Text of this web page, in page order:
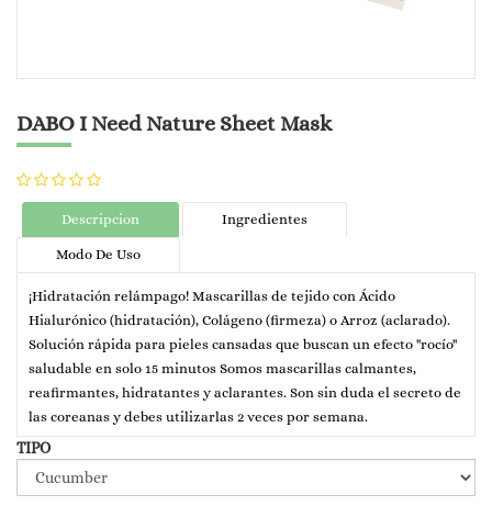
DABO I Need Nature Sheet Mask
Descripcion Ingredientes
Modo De Uso
¡Hidratación relámpago! Mascarillas de tejido con Ácido
Hialurónico (hidratación), Colágeno (firmeza) o Arroz (aclarado).
Solución rápida para pieles cansadas que buscan un efecto "rocío"
saludable en solo 15 minutos Somos mascarillas calmantes,
reafirmantes, hidratantes y aclarantes. Son sin duda el secreto de
las coreanas y debes utilizarlas 2 veces por semana.
I NEED NATURE MASK SHEET "Hyaluronic"
TIPO